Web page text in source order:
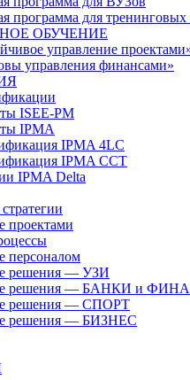
программа для тренинговых
ОБУЧЕНИЕ
управление
управления финансами»
ISEE-PM
IPMA
IPMA 4LC
IPMA CCT
IPMA Delta
проектами
персоналом
решения — УЗИ
решения — БАНКИ и
решения — СПОРТ
решения — БИЗНЕС